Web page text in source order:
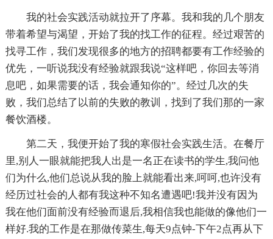
我的社会实践活动就拉开了序幕。我和我的几个朋友
带着希望与渴望，开始了我的找工作的征程。经过艰苦的
找寻工作，我们发现很多的地方的招聘都要有工作经验的
优先，一听说我没有经验就跟我说“这样吧，你回去等消
息吧，如果需要的话，我会通知你的”。经过几次的失
败，我们总结了以前的失败的教训，找到了我们那的一家
餐饮酒楼。
第二天，我便开始了我的寒假社会实践生活。在餐厅
里,别人一眼就能把我人出是一名正在读书的学生,我问他
们为什么,他们总说从我的脸上就能看出来,呵呵,也许没有
经历过社会的人都有我这种不知名遭遇吧!我并没有因为
我在他们面前没有经验而退后,我相信我也能做的像他们一
样好.我的工作是在那做传菜生,每天9点钟-下午2点再从下